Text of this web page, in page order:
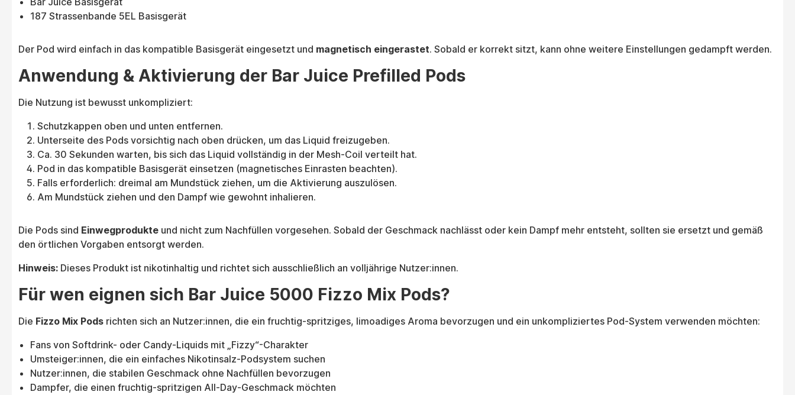
187 Strassenbande 5EL Basisgerät
Der Pod wird einfach in das kompatible Basisgerät eingesetzt und magnetisch eingerastet. Sobald er korrekt sitzt, kann ohne weitere Einstellungen gedampft werden.
Anwendung & Aktivierung der Bar Juice Prefilled Pods
Die Nutzung ist bewusst unkompliziert:
Schutzkappen oben und unten entfernen.
Unterseite des Pods vorsichtig nach oben drücken, um das Liquid freizugeben.
Ca. 30 Sekunden warten, bis sich das Liquid vollständig in der Mesh-Coil verteilt hat.
Pod in das kompatible Basisgerät einsetzen (magnetisches Einrasten beachten).
Falls erforderlich: dreimal am Mundstück ziehen, um die Aktivierung auszulösen.
Am Mundstück ziehen und den Dampf wie gewohnt inhalieren.
Die Pods sind Einwegprodukte und nicht zum Nachfüllen vorgesehen. Sobald der Geschmack nachlässt oder kein Dampf mehr entsteht, sollten sie ersetzt und gemäß
den örtlichen Vorgaben entsorgt werden.
Hinweis: Dieses Produkt ist nikotinhaltig und richtet sich ausschließlich an volljährige Nutzer:innen.
Für wen eignen sich Bar Juice 5000 Fizzo Mix Pods?
Die Fizzo Mix Pods richten sich an Nutzer:innen, die ein fruchtig-spritziges, limoadiges Aroma bevorzugen und ein unkompliziertes Pod-System verwenden möchten:
Fans von Softdrink- oder Candy-Liquids mit „Fizzy“-Charakter
Umsteiger:innen, die ein einfaches Nikotinsalz-Podsystem suchen
Nutzer:innen, die stabilen Geschmack ohne Nachfüllen bevorzugen
Dampfer, die einen fruchtig-spritzigen All-Day-Geschmack möchten